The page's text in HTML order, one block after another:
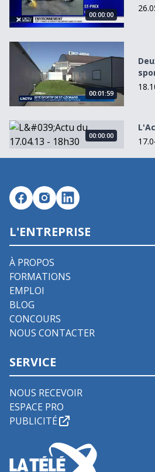
00:00:00
Deux crédits pour le site sportif
00:01:59
L&#039;Actu du 17.04.13 - 18h30
00:00:00
L'ENTREPRISE
À PROPOS
FORMATIONS
EMPLOI
BLOG
CONCOURS
NOUS CONTACTER
SERVICE
NOUS RECEVOIR
ESPACE PRO
PUBLICITÉ